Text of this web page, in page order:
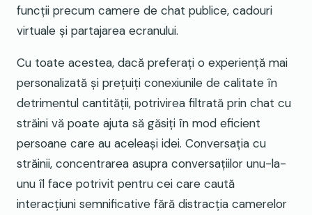
funcții precum camere de chat publice, cadouri
virtuale și partajarea ecranului.
Cu toate acestea, dacă preferați o experiență mai
personalizată și prețuiți conexiunile de calitate în
detrimentul cantității, potrivirea filtrată prin chat cu
străini vă poate ajuta să găsiți în mod eficient
persoane care au aceleași idei. Conversația cu
străinii, concentrarea asupra conversațiilor unu-la-
unu îl face potrivit pentru cei care caută
interacțiuni semnificative fără distracția camerelor